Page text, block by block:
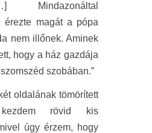
érezte magát a pópa
nem illőnek. Aminek
hogy a ház gazdája
szobában.”
oldalának tömörített
kezdem rövid kis
úgy érzem, hogy